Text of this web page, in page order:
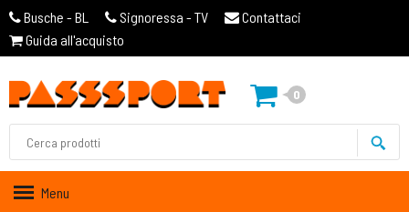
Busche - BL Signoressa - TV
Contattaci
Guida all'acquisto
0
Menu